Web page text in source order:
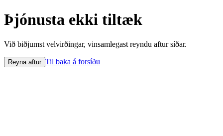
Þjónusta ekki tiltæk
Við biðjumst velvirðingar, vinsamlegast reyndu aftur síðar.
Reyna aftur Til baka á forsíðu